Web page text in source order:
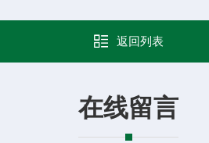
返回列表
在线留言